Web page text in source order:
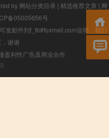
by 网站分类目录 | 精选推荐文章 | 网
备05005656号
发邮件到f_fb#foxmail.com说明，我们
谢谢
盈利性广告及商业合作